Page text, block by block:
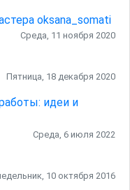
oksana_somati
Среда, 11 ноября 2020
Пятница, 18 декабря 2020
идеи и
Среда, 6 июля 2022
10 октября 2016